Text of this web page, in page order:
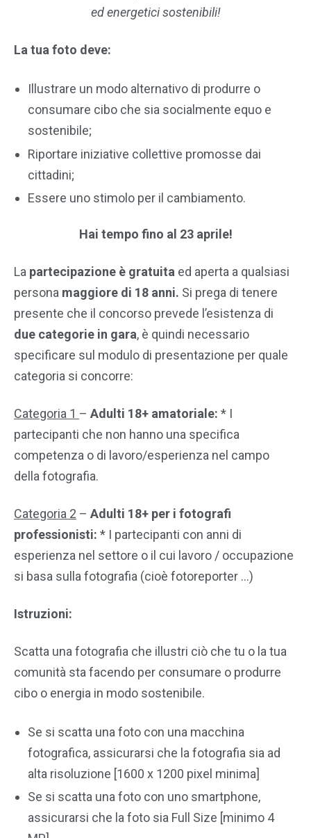
ed energetici sostenibili!
La tua foto deve:
Illustrare un modo alternativo di produrre o
consumare cibo che sia socialmente equo e
sostenibile;
Riportare iniziative collettive promosse dai
cittadini;
Essere uno stimolo per il cambiamento.
Hai tempo fino al 23 aprile!
La partecipazione è gratuita ed aperta a qualsiasi
persona maggiore di 18 anni. Si prega di tenere
presente che il concorso prevede l’esistenza di
due categorie in gara, è quindi necessario
specificare sul modulo di presentazione per quale
categoria si concorre:
Categoria 1 – Adulti 18+ amatoriale: * I
partecipanti che non hanno una specifica
competenza o di lavoro/esperienza nel campo
della fotografia.
Categoria 2 – Adulti 18+ per i fotografi
professionisti: * I partecipanti con anni di
esperienza nel settore o il cui lavoro / occupazione
si basa sulla fotografia (cioè fotoreporter …)
Istruzioni:
Scatta una fotografia che illustri ciò che tu o la tua
comunità sta facendo per consumare o produrre
cibo o energia in modo sostenibile.
Se si scatta una foto con una macchina
fotografica, assicurarsi che la fotografia sia ad
alta risoluzione [1600 x 1200 pixel minima]
Se si scatta una foto con uno smartphone,
assicurarsi che la foto sia Full Size [minimo 4